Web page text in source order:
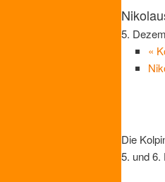
5.
«
Die
5. und 6.